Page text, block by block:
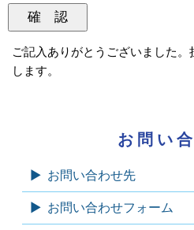
ご記入ありがとうございました
します。
お問い
お問い合わせ先
お問い合わせフォーム